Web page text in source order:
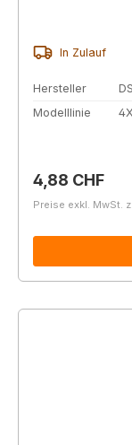
In Zulauf
Hersteller
Modelllinie
Regulärer
4,88 CHF
Preise exkl. MwSt.